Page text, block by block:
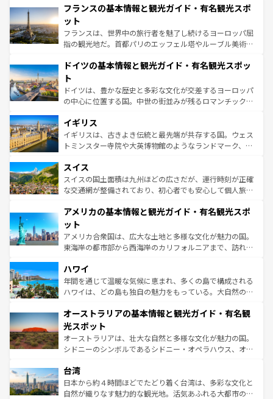
なお、新着のイタリア情報はコンテンツ一覧を参照してほ
しい。
文化が根付くこの国では、情熱的なフラメンコ、熱気あふ
れる闘牛、そして美味しいタパスが生活の一部となってい
る。首都マドリードの洗練された雰囲気や、バルセロナの
アートに溢れた街角から、地方では古代ローマ遺跡や中世
せる。地方によって風土や気候が異なるスペインはその個
ンテンツ一覧 を参照してほしい。
フランスの基本情報と観光ガイド・有名観光スポ
ット
フランスは、世界中の旅行者を魅了し続けるヨーロッパ屈
指の観光地だ。首都パリのエッフェル塔やルーブル美術館
で、幅広い魅力が詰まっている。華麗な宮殿、歴史的な大
聖堂、美しいビーチ、そして豊かな自然が、訪れる者を心
から魅了する。また、フランスは美食の国としても知ら
れ、フランス料理はユネスコ無形文化遺産にも登録されて
香り高いラベンダー畑など、多彩な楽しみ方が可能だ。さ
らに、パリ以外の地域にも魅力が溢れており、どの街角に
も豊かな歴史と文化が息づいている。パリ以外の個性あふ
を参照してほしい。
ドイツの基本情報と観光ガイド・有名観光スポッ
ト
ドイツは、豊かな歴史と多彩な文化が交差するヨーロッパ
の中心に位置する国。中世の街並みが残るロマンチック街
顔を持つこの国は、どこを歩いても飽きることがない。ベ
ルリンの文化的活気、バイエルン州のアルプスの絶景、そ
してライン川沿いのワイン畑といった風景は必見。ビール
は、お酒好きな人にはぜひ体験してほしい。 なお、新着の
ドイツ情報はコンテンツ一覧を参照してほしい。
イギリス
イギリスは、古きよき伝統と最先端が共存する国。ウェス
トミンスター寺院や大英博物館のようなランドマーク、歴
リアごとに異なる魅力がある。また、優雅なアフタヌーン
ティー、ビール好きにはたまらない英国パブ、サッカー観
戦など、本場だからこそできる体験も豊富。イギリスを旅
ンツ一覧を参照してほしい。
スイス
スイスの国土面積は九州ほどの広さだが、運行時刻が正確
な交通網が整備されており、初心者でも安心して個人旅行
の建物がそのまま残る町や、スイスならではのユニークな
博物館もあり、アルプス観光だけでなく町歩きも満喫する
ことができる。国民の所得が高いため物価も高いが、旅行
者向けの交通パス提供のサービスもあり、うまく活用すれ
着のスイス情報は
アメリカの基本情報と観光ガイド・有名観光スポ
ット
アメリカ合衆国は、広大な土地と多様な文化が魅力の国。
東海岸の都市部から西海岸のカリフォルニアまで、訪れる
のような巨大都市は、観光、ショッピング、エンターテイ
ンメントが詰まった刺激的なスポットだ。一方、アメリカ
西部には大自然が広がり、グランドキャニオンやイエロー
部のニューオーリンズでは、音楽と美食が融合した独特の
文化が魅力。旅行者はアメリカの各地域で異なる魅力を楽
しみながら、その多様性と豊かな歴史を感じることができ
るだろう。車でのロードトリップや列車の旅も、アメリカ
情報は
ハワイ
年間を通じて温暖な気候に恵まれ、多くの島で構成される
ハワイは、どの島も独自の魅力をもっている。大自然の神
ワイ島は見逃せない。また、定番の観光地といえばオアフ
島だが、静かな自然を求めるならマウイ島やカウアイ島が
おすすめ。エメラルドグリーンに輝く海をはじめ、豊かな
文化や歴史が息づいている。「アロハスピリット」と呼ば
人々、おいしいローカルフードやハワイアンミュージッ
ク、伝統的なフラダンスなど、すべてがハワイの魅力を彩
っている。訪れるたびに新しい発見と感動が待っているハ
オーストラリアの基本情報と観光ガイド・有名観
光スポット
オーストラリアは、壮大な自然と多様な文化が魅力の国。
シドニーのシンボルであるシドニー・オペラハウス、オー
リアリーフや大陸中央部にそびえるウルル（エアーズロッ
ク）、タスマニアの美しい原生林やケアンズの熱帯雨林な
ど、見どころがたくさん。また、カフェやワイン、オージ
台湾
日本から約４時間ほどでたどり着く台湾は、多彩な文化と
自然が織りなす魅力的な観光地。活気あふれる大都市の台